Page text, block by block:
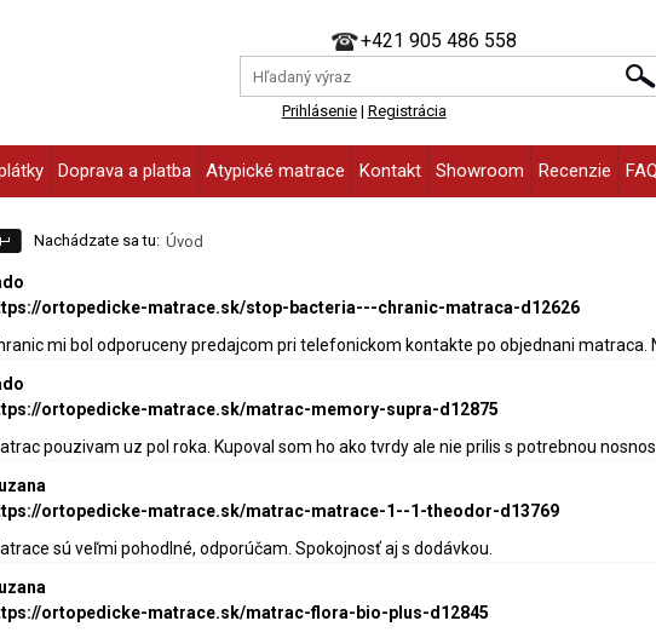
+421 905 486 558
Prihlásenie| Registrácia
Doprava a platba Atypické matrace Kontakt Showroom Recenzie FAQ
Nachádzate sa tu: Úvod
ortopedicke-matrace.sk/stop-bacteria---chranic-matraca-d12626
mi bol odporuceny predajcom pri telefonickom kontakte po objednani matraca.
ortopedicke-matrace.sk/matrac-memory-supra-d12875
pouzivam uz pol roka. Kupoval som ho ako tvrdy ale nie prilis s potrebnou
ortopedicke-matrace.sk/matrac-matrace-1--1-theodor-d13769
sú veľmi pohodlné, odporúčam. Spokojnosť aj s dodávkou.
ortopedicke-matrace.sk/matrac-flora-bio-plus-d12845